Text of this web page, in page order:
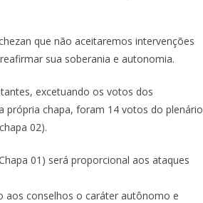
que não aceitaremos intervenções
sua soberania e autonomia.
excetuando os votos dos
própria chapa, foram 14 votos do plenário
02).
01) será proporcional aos ataques
aos conselhos o caráter autônomo e